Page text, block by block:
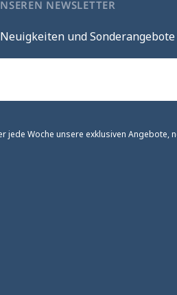
NEWSLETTER
und Sonderangebote
jede Woche unsere exklusiven Angebote,